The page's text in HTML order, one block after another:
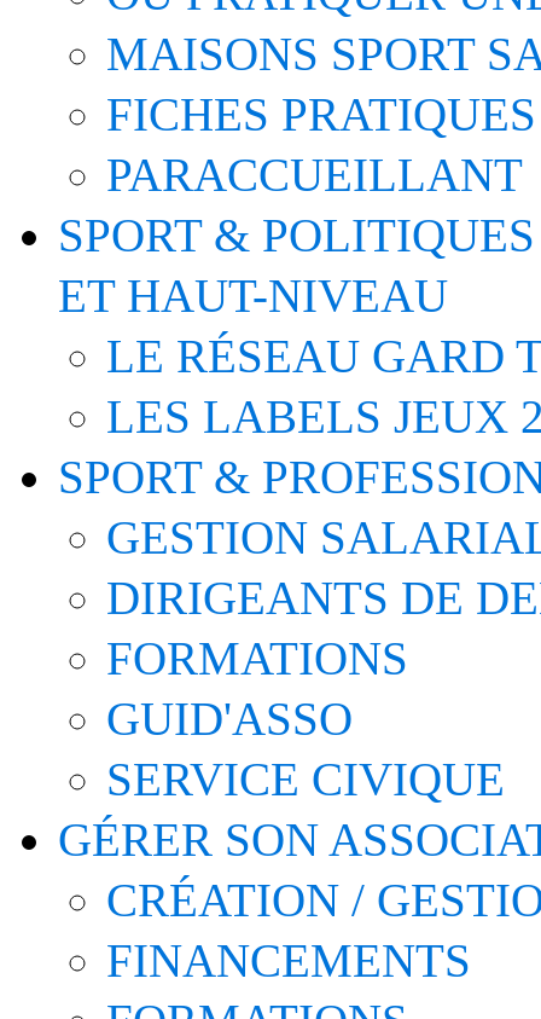
MAISONS SPORT
FICHES PRATIQUES
PARACCUEILLANT
SPORT &
ET HAUT-NIVEAU
LE RÉSEAU GARD
LES LABELS JEUX
SPORT &
GESTION
DIRIGEANTS DE
FORMATIONS
GUID'ASSO
SERVICE CIVIQUE
GÉRER SON
CRÉATION /
FINANCEMENTS